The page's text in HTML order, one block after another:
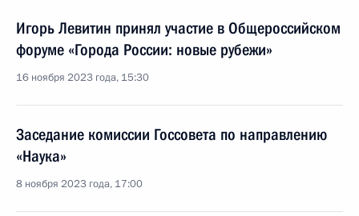
Игорь Левитин принял участие в Общероссийском
форуме «Города России: новые рубежи»
16 ноября 2023 года, 15:30
Заседание комиссии Госсовета по направлению
«Наука»
8 ноября 2023 года, 17:00